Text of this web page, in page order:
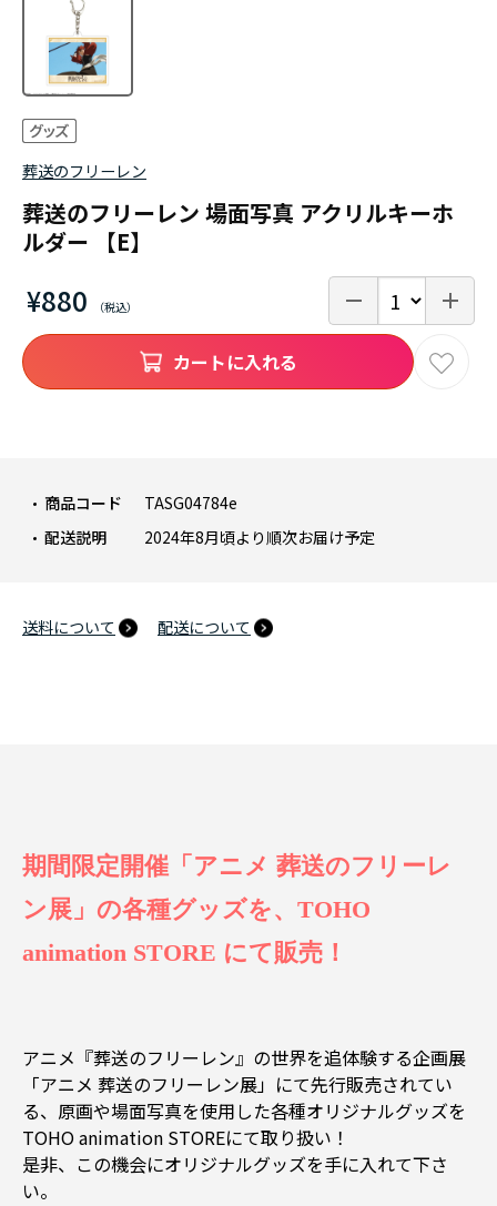
葬送のフリーレン
葬送のフリーレン 場面写真 アクリルキーホ
ルダー 【E】
¥880
商品コード
TASG04784e
配送説明
2024年8月頃より順次お届け予定
送料について 配送について
カートに入れる
期間限定開催「アニメ 葬送のフリーレ
ン展」の各種グッズを、TOHO
animation STORE にて販売！
アニメ『葬送のフリーレン』の世界を追体験する企画展
「アニメ 葬送のフリーレン展」にて先行販売されてい
る、原画や場面写真を使用した各種オリジナルグッズを
TOHO animation STOREにて取り扱い！
是非、この機会にオリジナルグッズを手に入れて下さ
い。